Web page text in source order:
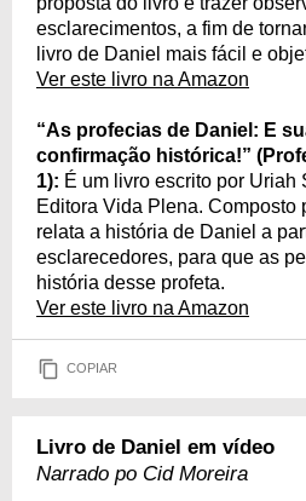
esclarecimentos, a fim de
livro de Daniel mais fácil e
Ver este livro na Amazon
“As profecias de Daniel: E
confirmação histórica!”
1): É um livro escrito por Uriah
Editora Vida Plena. Composto
relata a história de Daniel a
esclarecedores, para que as
história desse profeta.
Ver este livro na Amazon
COPIAR
Livro de Daniel em vídeo
Narrado po Cid Moreira